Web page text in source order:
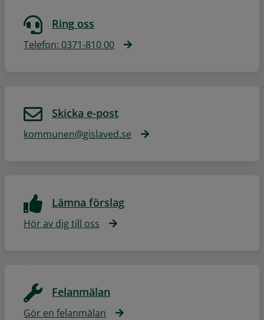
Ring oss
Telefon: 0371-810 00
Skicka e-post
kommunen@gislaved.se
Lämna förslag
Hör av dig till oss
Felanmälan
Gör en felanmälan